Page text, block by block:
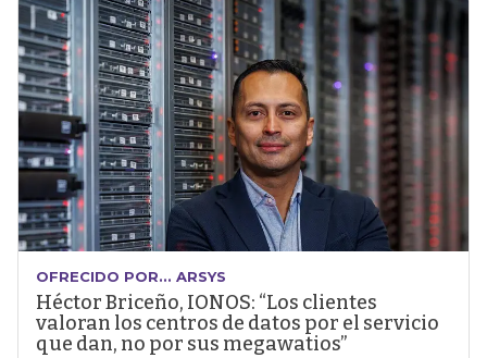
OFRECIDO POR... ARSYS
Héctor Briceño, IONOS: “Los clientes
valoran los centros de datos por el servicio
que dan, no por sus megawatios”